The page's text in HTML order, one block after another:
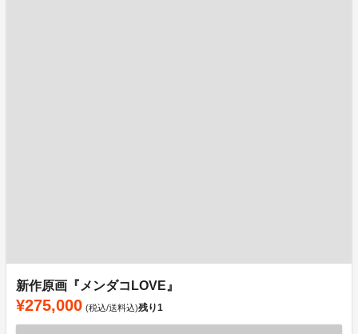
新作原画『メンダコLOVE』
¥275,000 (税込/送料込)残り1